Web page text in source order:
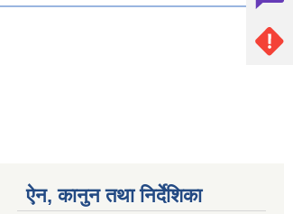
ऐन, कानुन तथा निर्देशिका